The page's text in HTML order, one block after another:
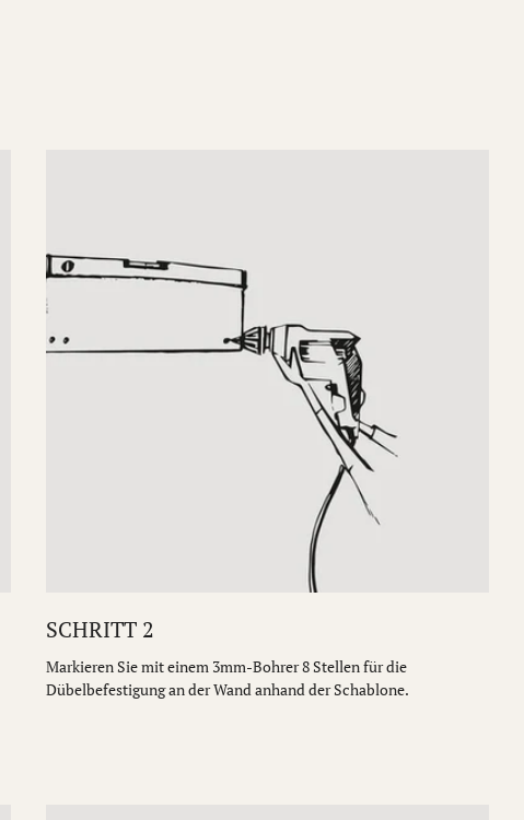
SCHRITT 2
Markieren Sie mit einem 3mm-Bohrer 8 Stellen für die
Dübelbefestigung an der Wand anhand der Schablone.